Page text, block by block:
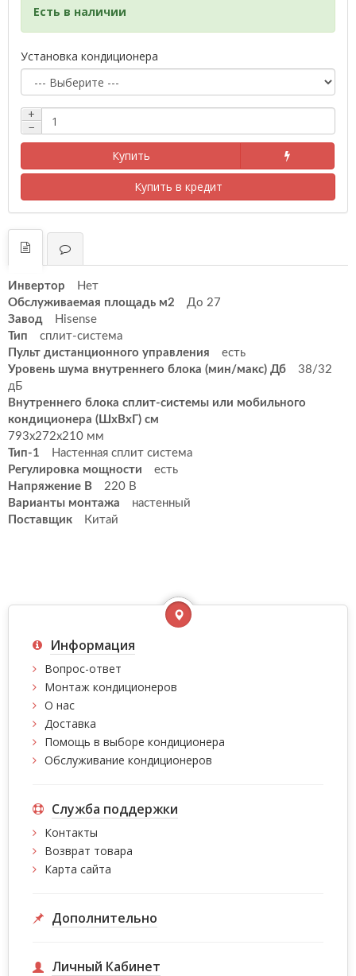
Есть в наличии
Установка кондиционера
+
−
Купить
Купить в кредит
Инвертор
Нет
Обслуживаемая площадь м2
До 27
Завод
Hisense
Тип
сплит-система
Пульт дистанционного управления
есть
Уровень шума внутреннего блока (мин/макс) Дб
38/32
дБ
Внутреннего блока сплит-системы или мобильного
кондиционера (ШxВxГ) см
793x272x210 мм
Тип-1
Настенная сплит система
Регулировка мощности
есть
Напряжение В
220 В
Варианты монтажа
настенный
Поставщик
Китай
Информация
Вопрос-ответ
Монтаж кондиционеров
О нас
Доставка
Помощь в выборе кондиционера
Обслуживание кондиционеров
Служба поддержки
Контакты
Возврат товара
Карта сайта
Дополнительно
Личный Кабинет